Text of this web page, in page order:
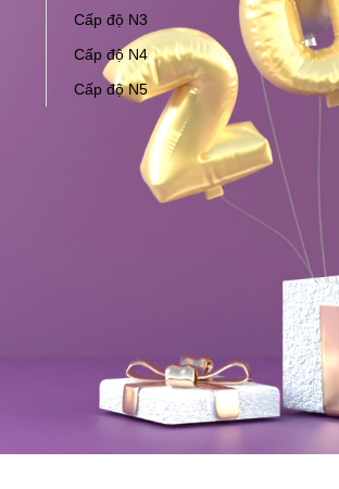
Cấp độ N3
Cấp độ N4
Cấp độ N5